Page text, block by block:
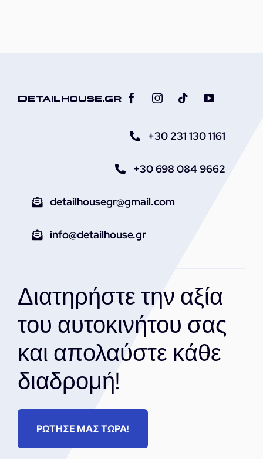
Detailhouse.gr
+30 231 130 1161
+30 698 084 9662
detailhousegr@gmail.com
info@detailhouse.gr
Διατηρήστε την αξία
του αυτοκινήτου σας
και απολαύστε κάθε
διαδρομή!
ΡΩΤΗΣΕ ΜΑΣ ΤΩΡΑ!